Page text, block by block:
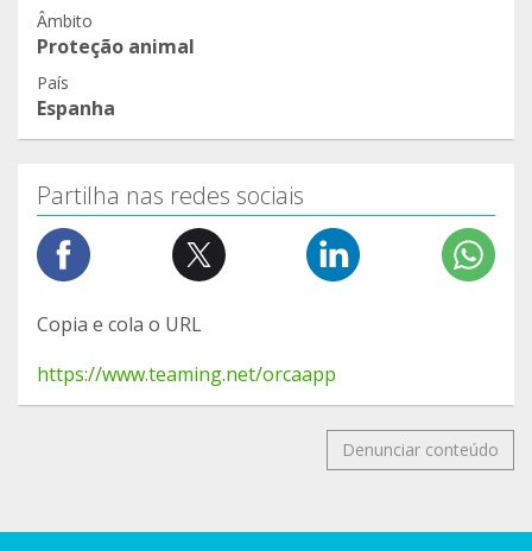
Âmbito
Proteção animal
País
Espanha
Partilha nas redes sociais
Copia e cola o URL
https://www.teaming.net/orcaapp
Denunciar conteúdo